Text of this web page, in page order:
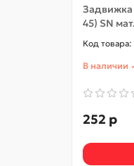
Задвижка
45) SN
В наличии
252 р